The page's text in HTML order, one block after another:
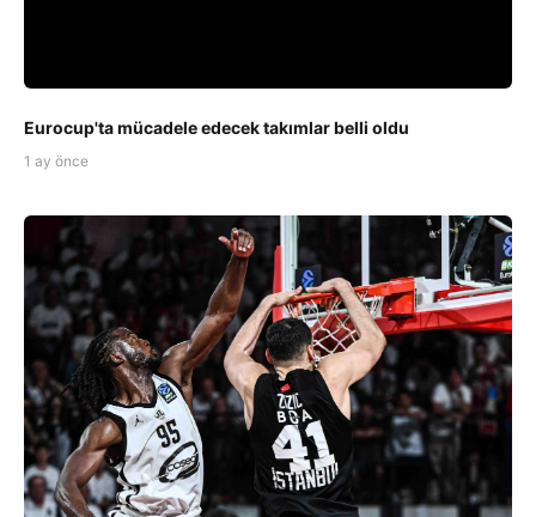
Eurocup'ta mücadele edecek takımlar belli oldu
1 ay önce